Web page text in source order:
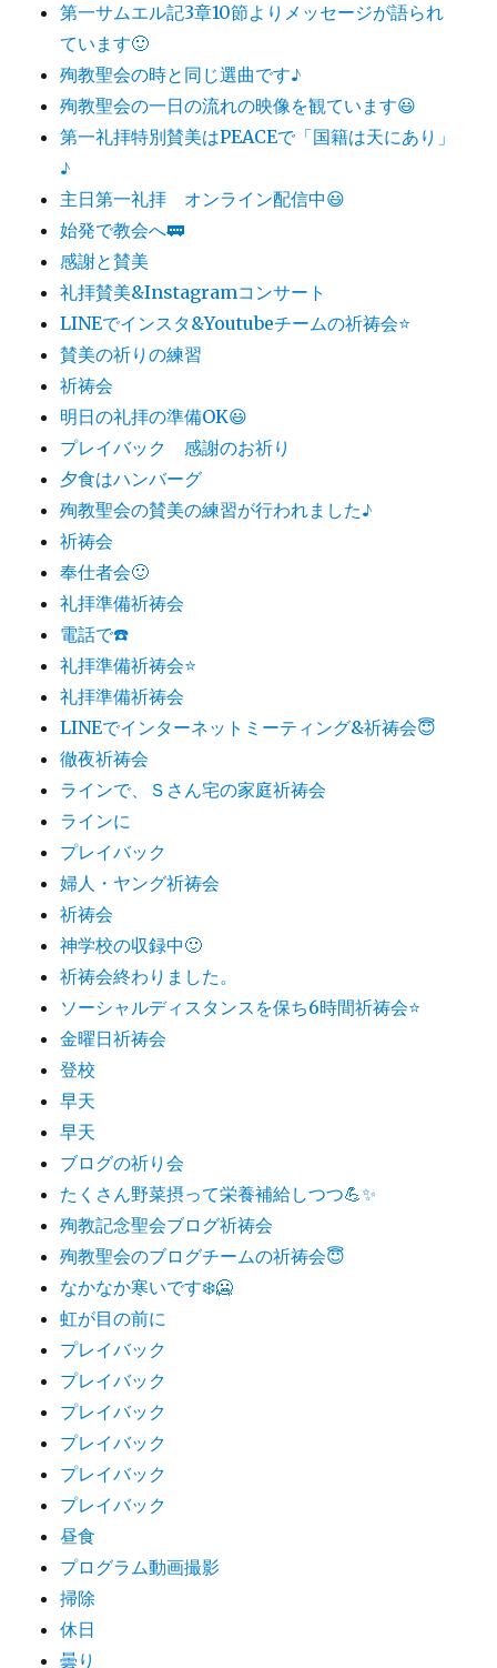
第一サムエル記3章10節よりメッセージが語られ
ています🙂
殉教聖会の時と同じ選曲です♪
殉教聖会の一日の流れの映像を観ています😃
第一礼拝特別賛美はPEACEで「国籍は天にあり」
♪
主日第一礼拝 オンライン配信中😃
始発で教会へ🚃
感謝と賛美
礼拝賛美&Instagramコンサート
LINEでインスタ&Youtubeチームの祈祷会⭐️
賛美の祈りの練習
祈祷会
明日の礼拝の準備OK😃
プレイバック 感謝のお祈り
夕食はハンバーグ
殉教聖会の賛美の練習が行われました♪
祈祷会
奉仕者会🙂
礼拝準備祈祷会
電話で☎️
礼拝準備祈祷会⭐️
礼拝準備祈祷会
LINEでインターネットミーティング&祈祷会😇
徹夜祈祷会
ラインで、Ｓさん宅の家庭祈祷会
ラインに
プレイバック
婦人・ヤング祈祷会
祈祷会
神学校の収録中🙂
祈祷会終わりました。
ソーシャルディスタンスを保ち6時間祈祷会⭐️
金曜日祈祷会
登校
早天
早天
ブログの祈り会
たくさん野菜摂って栄養補給しつつ💪✨
殉教記念聖会ブログ祈祷会
殉教聖会のブログチームの祈祷会😇
なかなか寒いです❄️🥶
虹が目の前に
プレイバック
プレイバック
プレイバック
プレイバック
プレイバック
プレイバック
昼食
プログラム動画撮影
掃除
休日
曇り